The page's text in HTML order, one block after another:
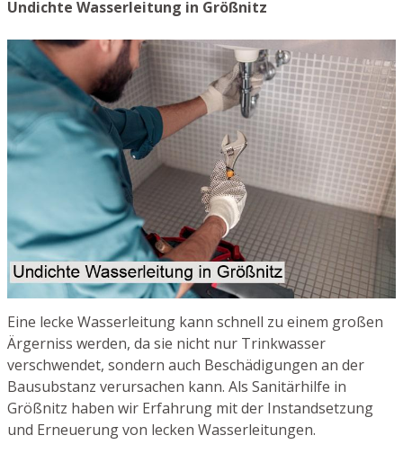
Undichte Wasserleitung in Größnitz
Eine lecke Wasserleitung kann schnell zu einem großen
Ärgerniss werden, da sie nicht nur Trinkwasser
verschwendet, sondern auch Beschädigungen an der
Bausubstanz verursachen kann. Als Sanitärhilfe in
Größnitz haben wir Erfahrung mit der Instandsetzung
und Erneuerung von lecken Wasserleitungen.